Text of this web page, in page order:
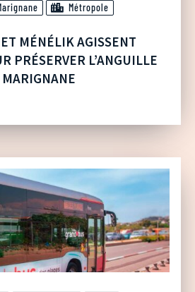
Métropole
MÉNÉLIK AGISSENT
PRÉSERVER L’ANGUILLE